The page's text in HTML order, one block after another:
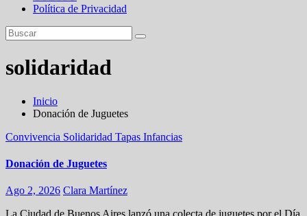
Política de Privacidad
solidaridad
Inicio
Donación de Juguetes
Convivencia Solidaridad Tapas Infancias
Donación de Juguetes
Ago 2, 2026 Clara Martínez
La Ciudad de Buenos Aires lanzó una colecta de juguetes por el Día